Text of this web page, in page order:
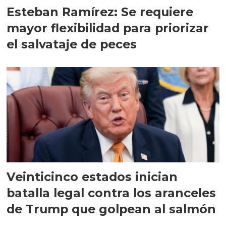
Esteban Ramírez: Se requiere
mayor flexibilidad para priorizar
el salvataje de peces
Veinticinco estados inician
batalla legal contra los aranceles
de Trump que golpean al salmón